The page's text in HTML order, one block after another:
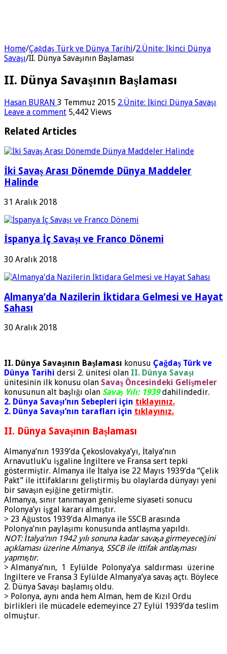
Home/Çağdaş Türk ve Dünya Tarihi/2.Ünite: İkinci Dünya
Savaşı/II. Dünya Savaşının Başlaması
II. Dünya Savaşının Başlaması
Hasan BURAN 3 Temmuz 2015 2.Ünite: İkinci Dünya Savaşı
Leave a comment 5,442 Views
Related Articles
İki Savaş Arası Dönemde Dünya Maddeler
Halinde
31 Aralık 2018
İspanya İç Savaşı ve Franco Dönemi
30 Aralık 2018
Almanya’da Nazilerin İktidara Gelmesi ve Hayat
Sahası
30 Aralık 2018
II. Dünya Savaşının Başlaması konusu Çağdaş Türk ve
Dünya Tarihi dersi 2. ünitesi olan II. Dünya Savaşı
ünitesinin ilk konusu olan Savaş Öncesindeki Gelişmeler
konusunun alt başlığı olan Savaş Yılı: 1939dahilindedir.
2. Dünya Savaşı’nın Sebepleri için tıklayınız.
2. Dünya Savaşı’nın tarafları için tıklayınız.
II. Dünya Savaşının Başlaması
Almanya’nın 1939’da Çekoslovakya’yı, İtalya’nın
Arnavutluk’u işgaline İngiltere ve Fransa sert tepki
göstermiştir. Almanya ile İtalya ise 22 Mayıs 1939’da “Çelik
Pakt” ile ittifaklarını geliştirmiş bu olaylarda dünyayı yeni
bir savaşın eşiğine getirmiştir.
Almanya, sınır tanımayan genişleme siyaseti sonucu
Polonya’yı işgal kararı almıştır.
> 23 Ağustos 1939’da Almanya ile SSCB arasında
Polonya’nın paylaşımı konusunda antlaşma yapıl­dı.
NOT: İtalya’nın 1942 yılı sonuna kadar savaşa girmeyeceğini
açıklaması üzerine Almanya, SSCB ile ittifak antlaşma­sı
yapmıştır.
> Almanya’nın, 1 Eylülde Polonya’ya saldırması üzerine
İngiltere ve Fransa 3 Eylülde Almanya’ya savaş açtı. Böylece
2. Dünya Savaşı başlamış oldu.
> Polonya, aynı anda hem Alman, hem de Kızıl Ordu
birlikleri ile mücadele edemeyince 27 Eylül 1939’da teslim
olmuştur.